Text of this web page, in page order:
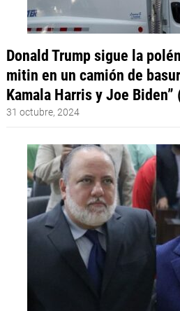
Donald Trump sigue la
mitin en un camión de
Kamala Harris y Joe Biden”
31 octubre, 2024